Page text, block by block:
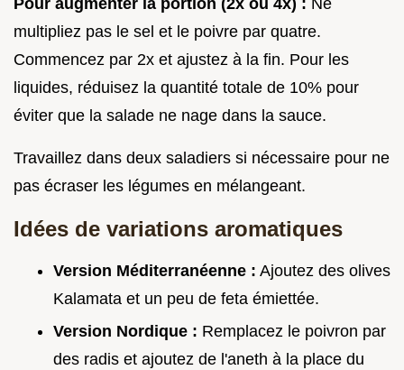
multipliez pas le sel et le poivre par quatre.
Commencez par 2x et ajustez à la fin. Pour les
liquides, réduisez la quantité totale de 10% pour
éviter que la salade ne nage dans la sauce.
Travaillez dans deux saladiers si nécessaire pour ne
pas écraser les légumes en mélangeant.
Idées de variations aromatiques
Version Méditerranéenne : Ajoutez des olives
Kalamata et un peu de feta émiettée.
Version Nordique : Remplacez le poivron par
des radis et ajoutez de l'aneth à la place du